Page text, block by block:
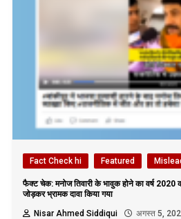
Fact Check hi Featured
फैक्ट चेक: मनोज तिवारी के भावुक होने का वर्ष 2020
जोड़कर भ्रामक दावा किया गया
Nisar Ahmed Siddiqui
अगस्त 5,